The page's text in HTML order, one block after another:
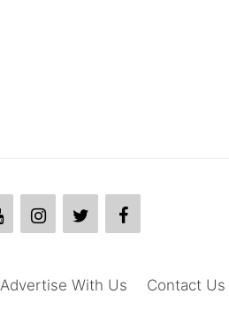
Contact Us
Advertise With Us